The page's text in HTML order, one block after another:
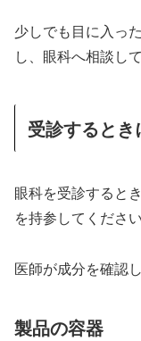
少しでも目に入っ
し、眼科へ相談し
受診すると
眼科を受診すると
を持参してください
医師が成分を確認
製品の容器